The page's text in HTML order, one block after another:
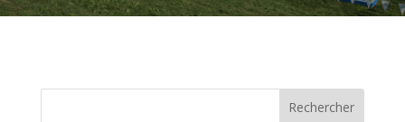
Rechercher